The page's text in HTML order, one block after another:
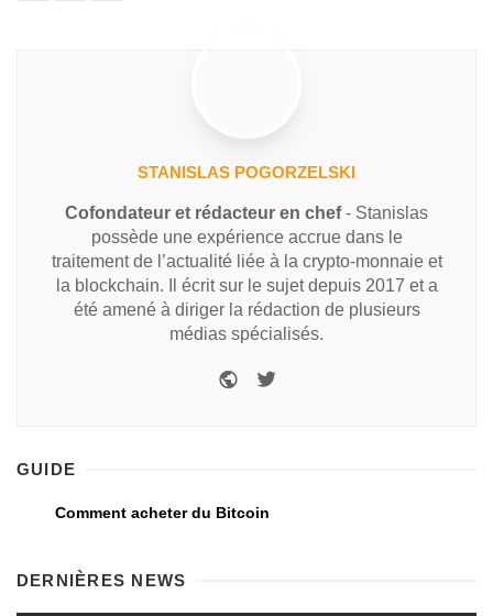
STANISLAS POGORZELSKI
Cofondateur et rédacteur en chef- Stanislas
possède une expérience accrue dans le
traitement de l’actualité liée à la crypto-monnaie et
la blockchain. Il écrit sur le sujet depuis 2017 et a
été amené à diriger la rédaction de plusieurs
médias spécialisés.
GUIDE
Comment acheter du Bitcoin
DERNIÈRES NEWS